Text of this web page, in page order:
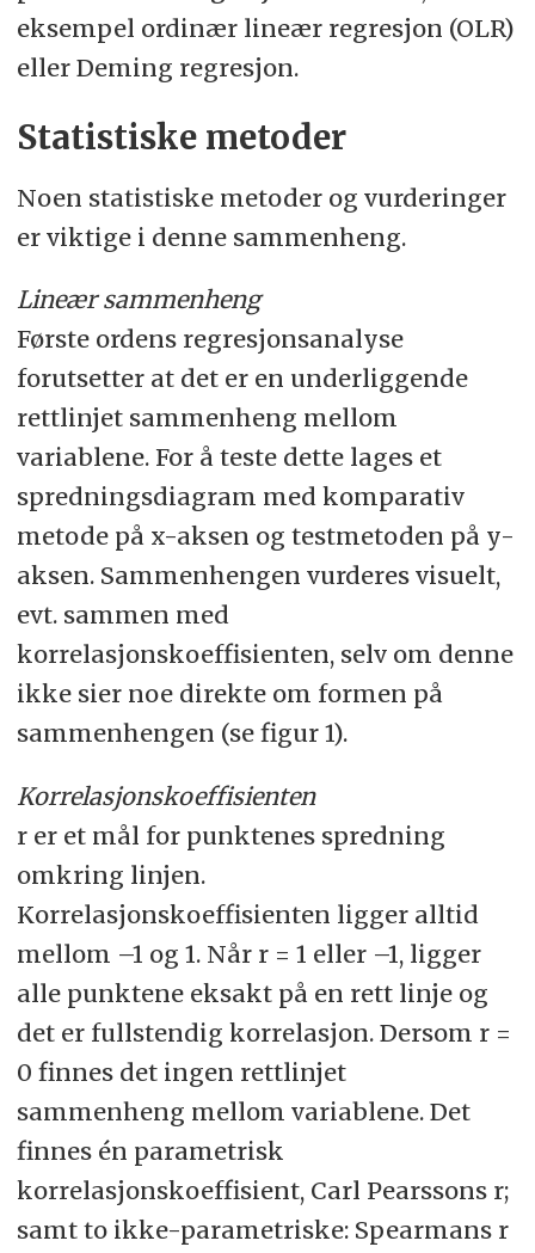
eksempel ordinær lineær regresjon (OLR)
eller Deming regresjon.
Statistiske metoder
Noen statistiske metoder og vurderinger
er viktige i denne sammenheng.
Lineær sammenheng
Første ordens regresjonsanalyse
forutsetter at det er en underliggende
rettlinjet sammenheng mellom
variablene. For å teste dette lages et
spredningsdiagram med komparativ
metode på x-aksen og testmetoden på y-
aksen. Sammenhengen vurderes visuelt,
evt. sammen med
korrelasjonskoeffisienten, selv om denne
ikke sier noe direkte om formen på
sammenhengen (se figur 1).
Korrelasjonskoeffisienten
r er et mål for punktenes spredning
omkring linjen.
Korrelasjonskoeffisienten ligger alltid
mellom –1 og 1. Når r = 1 eller –1, ligger
alle punktene eksakt på en rett linje og
det er fullstendig korrelasjon. Dersom r =
0 finnes det ingen rettlinjet
sammenheng mellom variablene. Det
finnes én parametrisk
korrelasjonskoeffisient, Carl Pearssons r;
samt to ikke-parametriske: Spearmans r